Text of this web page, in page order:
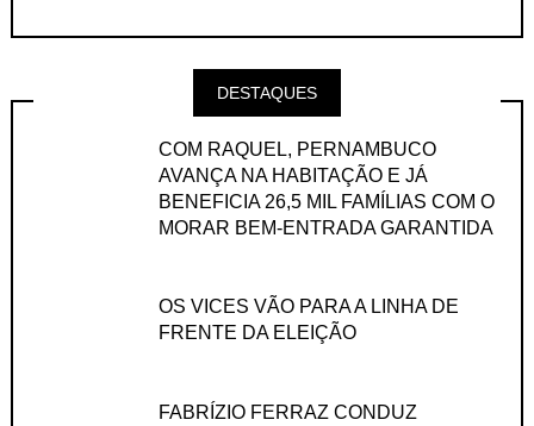
DESTAQUES
COM RAQUEL, PERNAMBUCO
AVANÇA NA HABITAÇÃO E JÁ
BENEFICIA 26,5 MIL FAMÍLIAS COM O
MORAR BEM-ENTRADA GARANTIDA
OS VICES VÃO PARA A LINHA DE
FRENTE DA ELEIÇÃO
FABRÍZIO FERRAZ CONDUZ